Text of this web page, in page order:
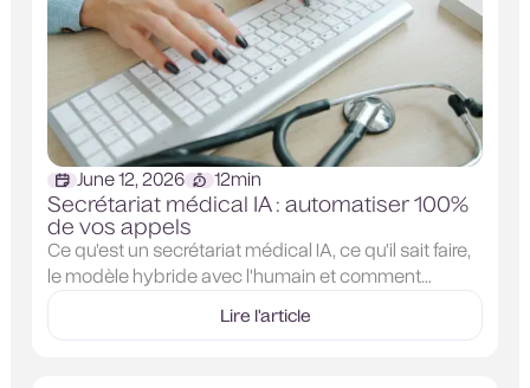
June 12, 2026 12min
Secrétariat médical IA : automatiser 100%
de vos appels
Ce qu'est un secrétariat médical IA, ce qu'il sait faire,
le modèle hybride avec l'humain et comment
décrocher 100% de vos appels en toute conformité.
Lire l'article